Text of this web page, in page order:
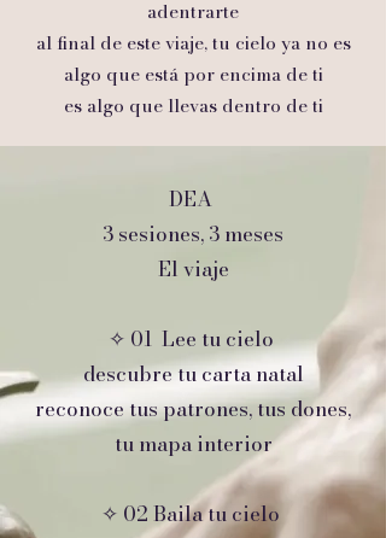
adentrarte
al final de este viaje, tu cielo ya no es
algo que está por encima de ti
es algo que llevas dentro de ti
DEA
3 sesiones, 3 meses
El viaje
✧ 01 Lee tu cielo
descubre tu carta natal
reconoce tus patrones, tus dones,
tu mapa interior
✧ 02 Baila tu cielo